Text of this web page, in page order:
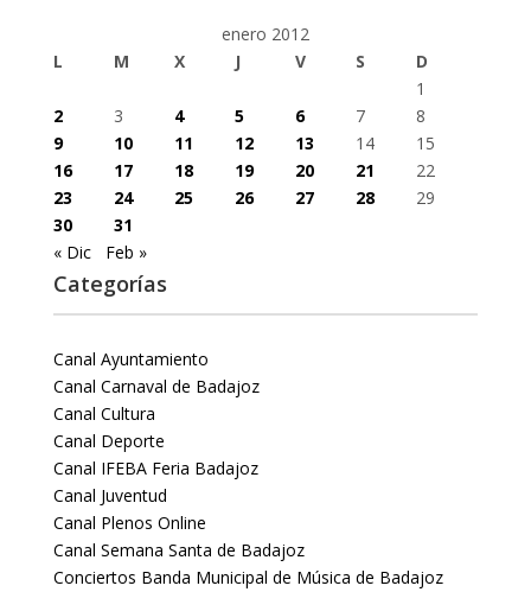
enero 2012
L
M X J V S
D
1
2
3 4 5 6 7
8
9
10 11 12 13 14
15
16
17 18 19 20 21
22
23
24 25 26 27 28
29
30
31
« Dic
Feb »
Categorías
Canal Ayuntamiento
Canal Carnaval de Badajoz
Canal Cultura
Canal Deporte
Canal IFEBA Feria Badajoz
Canal Juventud
Canal Plenos Online
Canal Semana Santa de Badajoz
Conciertos Banda Municipal de Música de Badajoz